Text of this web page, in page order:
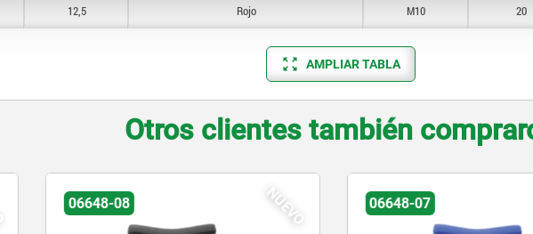
12,5 Rojo M10 20
AMPLIAR TABLA
Otros clientes también
NUEVO
06648-07 06550